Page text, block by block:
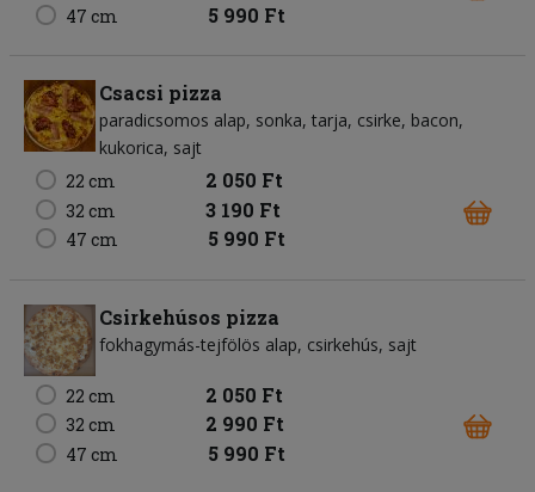
47 cm 5 990 Ft
Csacsi pizza
paradicsomos alap sonka tarja csirke bacon
kukorica sajt
22 cm
2 050 Ft
32 cm 3 190 Ft
47 cm 5 990 Ft
Csirkehúsos pizza
fokhagymás-tejfölös alap csirkehús sajt
22 cm 2 050 Ft
32 cm 2 990 Ft
47 cm 5 990 Ft